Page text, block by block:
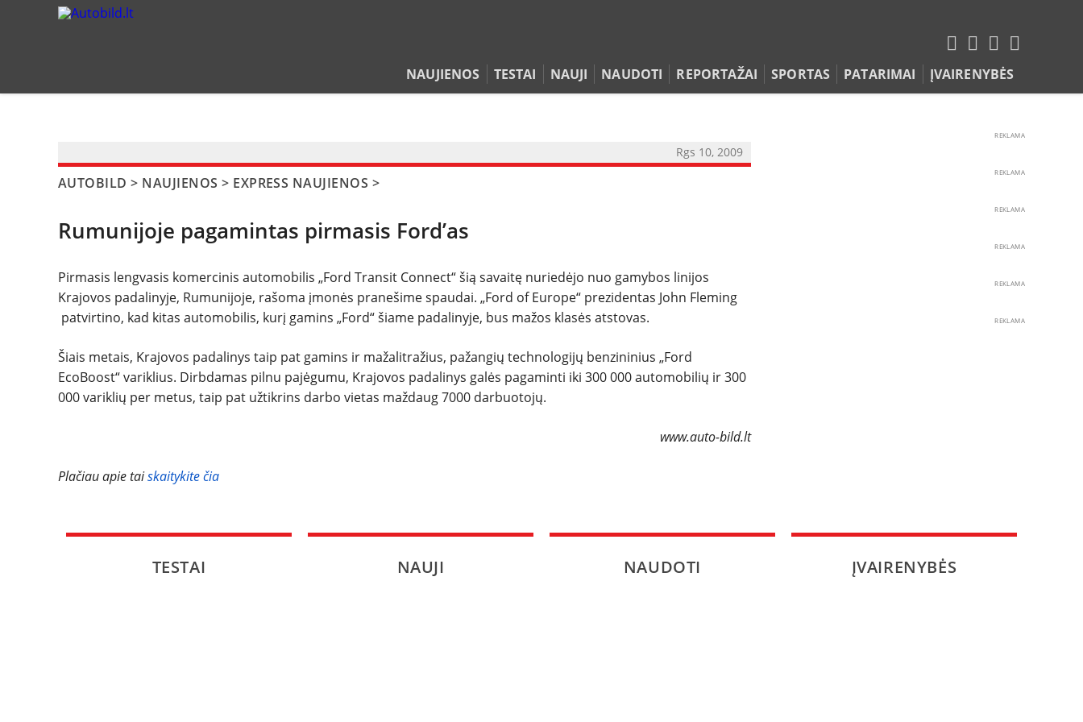
NAUJIENOS TESTAI NAUJI NAUDOTI REPORTAŽAI SPORTAS PATARIMAI ĮVAIRENYBĖS
NAUJIENOS
NAUDOTI
SPORTAS
Rgs 10, 2009
AUTOBILD > NAUJIENOS > EXPRESS NAUJIENOS >
Rumunijoje pagamintas pirmasis Ford’as
Pirmasis lengvasis komercinis automobilis „Ford Transit Connect“ šią savaitę nuriedėjo nuo gamybos linijos
Krajovos padalinyje, Rumunijoje, rašoma įmonės pranešime spaudai. „Ford of Europe“ prezidentas John Fleming
patvirtino, kad kitas automobilis, kurį gamins „Ford“ šiame padalinyje, bus mažos klasės atstovas.
Šiais metais, Krajovos padalinys taip pat gamins ir mažalitražius, pažangių technologijų benzininius „Ford
EcoBoost“ variklius. Dirbdamas pilnu pajėgumu, Krajovos padalinys galės pagaminti iki 300 000 automobilių ir 300
000 variklių per metus, taip pat užtikrins darbo vietas maždaug 7000 darbuotojų.
www.auto-bild.lt
Plačiau apie taiskaitykite čia
REKLAMA
REKLAMA
REKLAMA
REKLAMA
REKLAMA
REKLAMA
TESTAI NAUJI NAUDOTI ĮVAIRENYBĖS